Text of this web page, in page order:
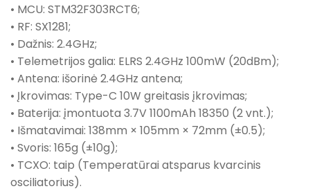
• MCU: STM32F303RCT6;
• RF: SX1281;
• Dažnis: 2.4GHz;
• Telemetrijos galia: ELRS 2.4GHz 100mW (20dBm);
• Antena: išorinė 2.4GHz antena;
• Įkrovimas: Type-C 10W greitasis įkrovimas;
• Baterija: įmontuota 3.7V 1100mAh 18350 (2 vnt.);
• Išmatavimai: 138mm × 105mm × 72mm (±0.5);
• Svoris: 165g (±10g);
• TCXO: taip (Temperatūrai atsparus kvarcinis
osciliatorius).